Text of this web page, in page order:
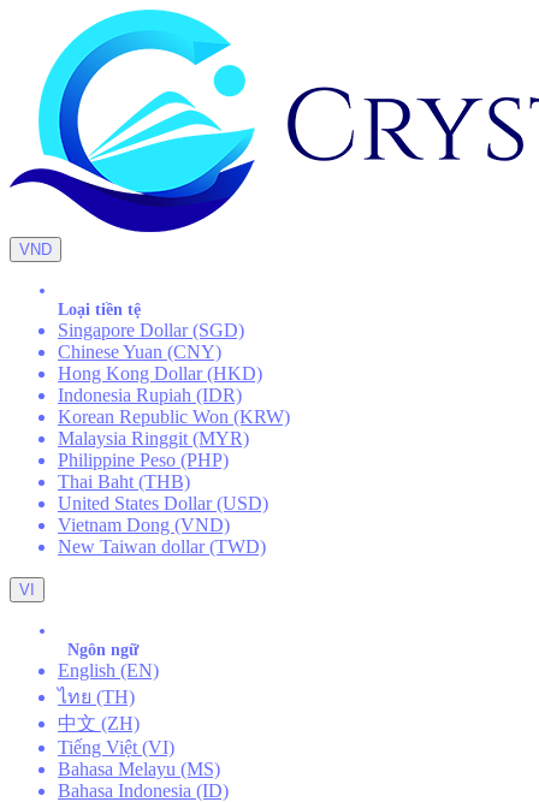
VND
Loại tiền tệ
Singapore Dollar (SGD)
Chinese Yuan (CNY)
Hong Kong Dollar (HKD)
Indonesia Rupiah (IDR)
Korean Republic Won (KRW)
Malaysia Ringgit (MYR)
Philippine Peso (PHP)
Thai Baht (THB)
United States Dollar (USD)
Vietnam Dong (VND)
New Taiwan dollar (TWD)
VI
Ngôn ngữ
English (EN)
ไทย (TH)
中文 (ZH)
Tiếng Việt (VI)
Bahasa Melayu (MS)
Bahasa Indonesia (ID)